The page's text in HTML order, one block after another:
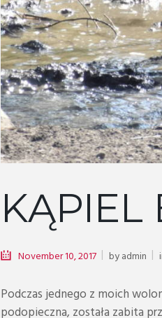
KĄPIEL
November 10, 2017 byadmin
Podczas jednego z moich
podopieczna, została zabita